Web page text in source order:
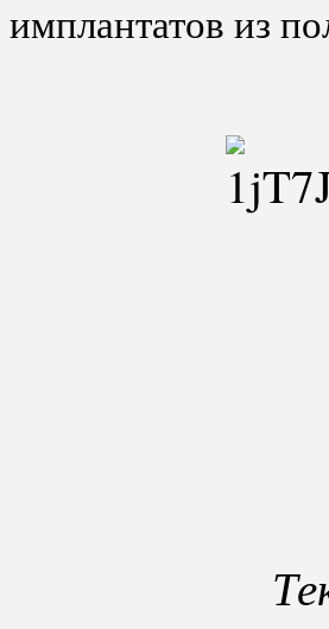
имплантатов из